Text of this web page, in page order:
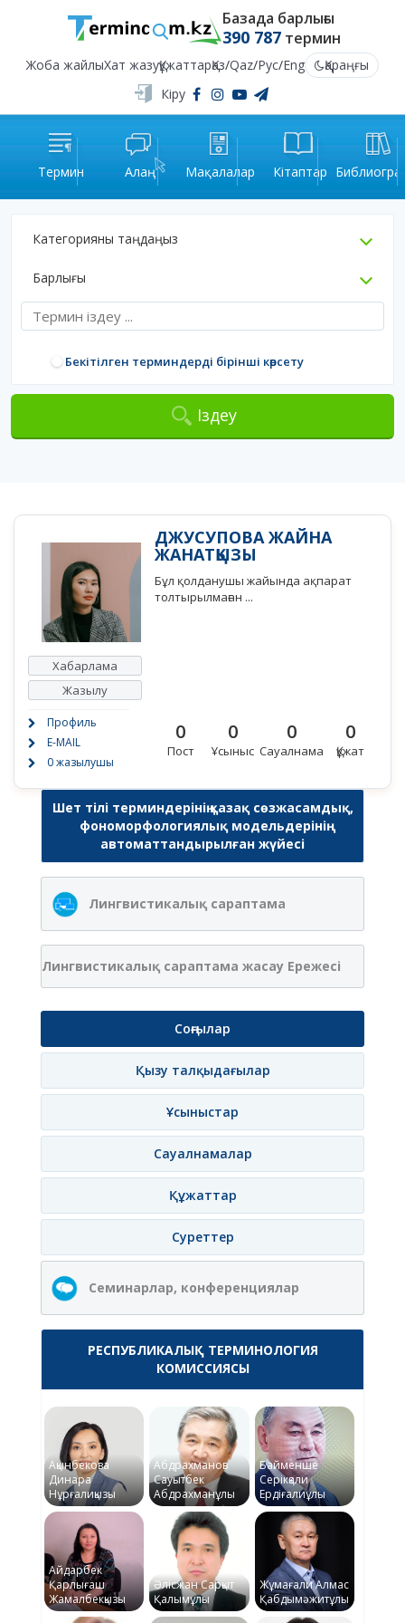
Базада барлығы
390 787термин
Жоба жайлыХат жазуҚұжаттарҚаз/Qaz/Рус/Eng
Қараңғы
Кіру
Термин Алаң Мақалалар Кітаптар
Категорияны таңдаңыз
Барлығы
Бекітілген терминдерді бірінші көрсету
Іздеу
Хабарлама
Жазылу
Профиль
E-MAIL
0 жазылушы
ДЖУСУПОВА ЖАЙНА
ЖАНАТҚЫЗЫ
Бұл қолданушы жайында ақпарат
толтырылмаған ...
0
Пост
0
Ұсыныс
0
Сауалнама
0
Құжат
Шет тілі терминдерінің қазақ сөзжасамдық,
фономорфологиялық модельдерінің
автоматтандырылған жүйесі
Лингвистикалық сараптама
Лингвистикалық сараптама жасау Ережесі
Соңғылар
Қызу талқыдағылар
Ұсыныстар
Сауалнамалар
Құжаттар
Суреттер
Семинарлар, конференциялар
РЕСПУБЛИКАЛЫҚ ТЕРМИНОЛОГИЯ
КОМИССИЯСЫ
Ақынбекова
Динара
Нұрғалиқызы
Абдрахманов
Сауытбек
Абдрахманұлы
Байменше
Серікқали
Ердіғалиұлы
Айдарбек
Қарлығаш
Жамалбекқызы
Әлісжан Сарқыт
Қалымұлы
Жұмағали Алмас
Қабдымәжитұлы